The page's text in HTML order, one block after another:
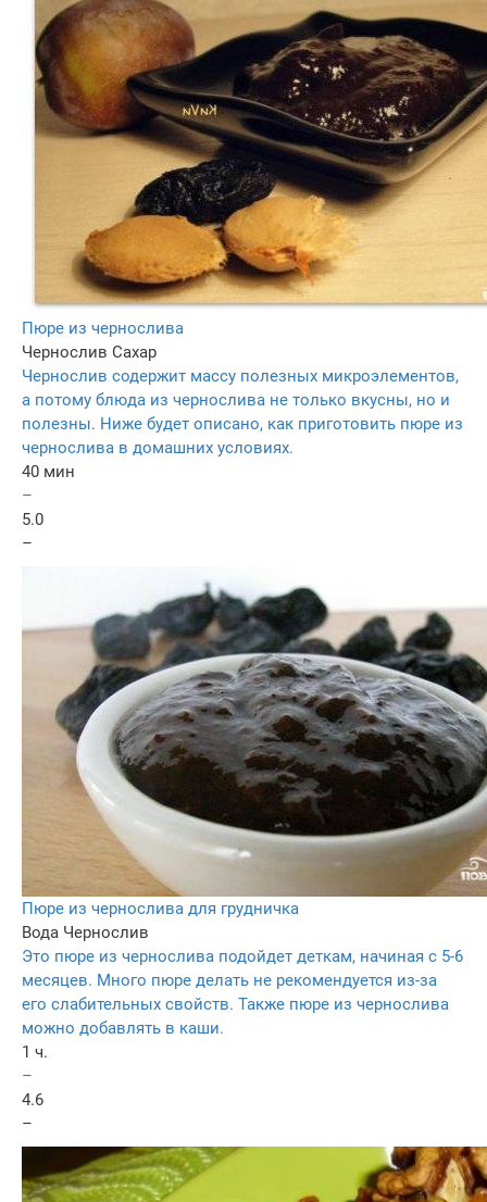
Пюре из чернослива
Чернослив Сахар
Чернослив содержит массу полезных микроэлементов,
а потому блюда из чернослива не только вкусны, но и
полезны. Ниже будет описано, как приготовить пюре из
чернослива в домашних условиях.
40 мин
–
5.0
–
Пюре из чернослива для грудничка
Вода Чернослив
Это пюре из чернослива подойдет деткам, начиная с 5-6
месяцев. Много пюре делать не рекомендуется из-за
его слабительных свойств. Также пюре из чернослива
можно добавлять в каши.
1 ч.
–
4.6
–